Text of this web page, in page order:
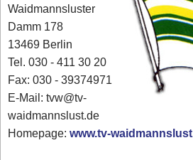
Waidmannsluster
Damm 178
13469 Berlin
Tel. 030 - 411 30 20
Fax: 030 - 39374971
E-Mail: tvw@tv-
waidmannslust.de
Homepage:www.tv-